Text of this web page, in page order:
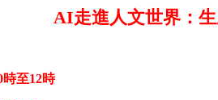
AI走進人文世界：
時至12時